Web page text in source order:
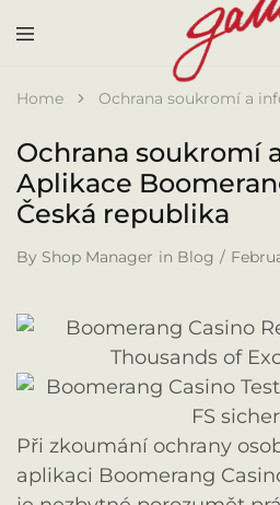
Galli
Home Ochrana soukromí a
Ochrana soukromí
Aplikace
Česká republika
By Shop Manager in Blog
Při zkoumání ochrany
aplikaci Boomerang